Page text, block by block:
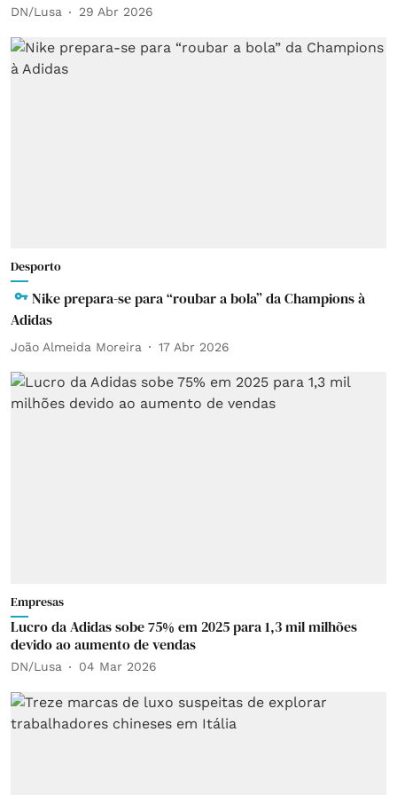
DN/Lusa 29 Abr 2026
Desporto
Nike prepara-se para “roubar a bola” da Champions à
Adidas
João Almeida Moreira 17 Abr 2026
Empresas
Lucro da Adidas sobe 75% em 2025 para 1,3 mil milhões
devido ao aumento de vendas
DN/Lusa 04 Mar 2026